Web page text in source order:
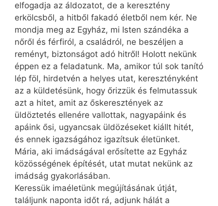
elfogadja az áldozatot, de a keresztény
erkölcsből, a hitből fakadó életből nem kér. Ne
mondja meg az Egyház, mi Isten szándéka a
nőről és férfiról, a családról, ne beszéljen a
reményt, biztonságot adó hitről! Holott nekünk
éppen ez a feladatunk. Ma, amikor túl sok tanító
lép föl, hirdetvén a helyes utat, keresztényként
az a küldetésünk, hogy őrizzük és felmutassuk
azt a hitet, amit az őskeresztények az
üldöztetés ellenére vallottak, nagyapáink és
apáink ősi, ugyancsak üldözéseket kiállt hitét,
és ennek igazságához igazítsuk életünket.
Mária, aki imádságával erősítette az Egyház
közösségének építését, utat mutat nekünk az
imádság gyakorlásában.
Keressük imaéletünk megújításának útját,
találjunk naponta időt rá, adjunk hálát a